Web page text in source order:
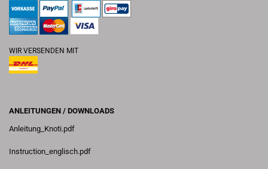
WIR VERSENDEN MIT
ANLEITUNGEN / DOWNLOADS
Anleitung_Knoti.pdf
Instruction_englisch.pdf